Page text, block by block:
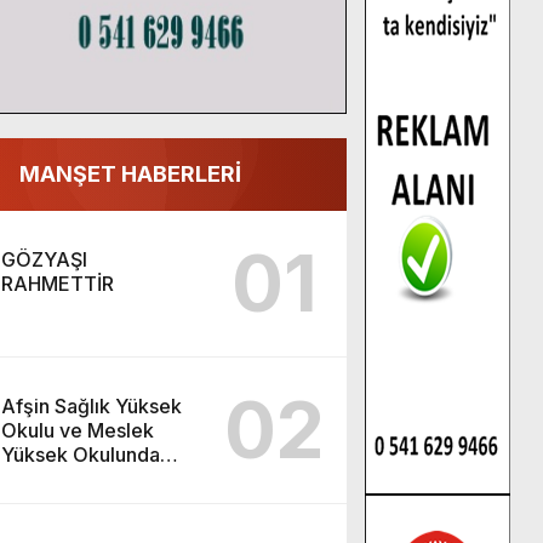
MANŞET HABERLERİ
GÖZYAŞI
RAHMETTİR
01
Afşin Sağlık Yüksek
Okulu ve Meslek
Yüksek Okulunda
02